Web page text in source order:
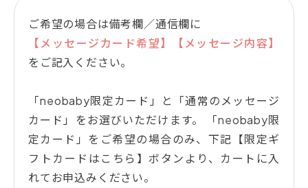
ご希望の場合は備考欄／通信欄に
【メッセージカード希望】【メッセージ内容】
をご記入ください。
「neobaby限定カード」と「通常のメッセージ
カード」をお選びいただけます。 「neobaby限
定カード」をご希望の場合のみ、下記【限定ギ
フトカードはこちら】ボタンより、カートに入
れてお申込みください。